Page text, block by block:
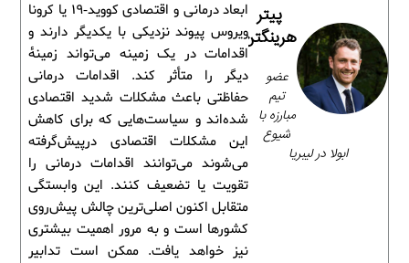
ابعاد درمانی و اقتصادی کووید-19 یا کرونا
ویروس پیوند نزدیکی با یکدیگر دارند و
اقدامات در یک زمینه می‌تواند زمینۀ
دیگر را متأثر کند. اقدامات درمانی
حفاظتی باعث مشکلات شدید اقتصادی
شده‌اند و سیاست‌هایی که برای کاهش
این مشکلات اقتصادی درپیش‌گرفته
می‌شوند می‌توانند اقدامات درمانی را
تقویت یا تضعیف کنند. این وابستگی
متقابل اکنون اصلی‌ترین چالش پیش‌روی
کشورها است و به‌ مرور اهمیت بیشتری
نیز خواهد یافت. ممکن است تدابیر
پیتر
هرینگتن
عضو
تیم
مبارزه با
شیوع
ابولا در لیبریا